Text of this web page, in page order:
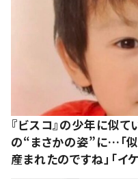
『ビスコ』の少年に似
の“まさかの姿”に…「似
産まれたのですね」「イケ